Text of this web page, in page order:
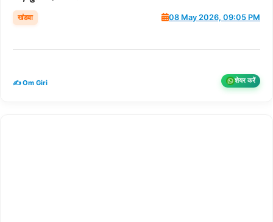
खंडवा 08 May 2026, 09:05 PM
✍️ Om Giri शेयर करें